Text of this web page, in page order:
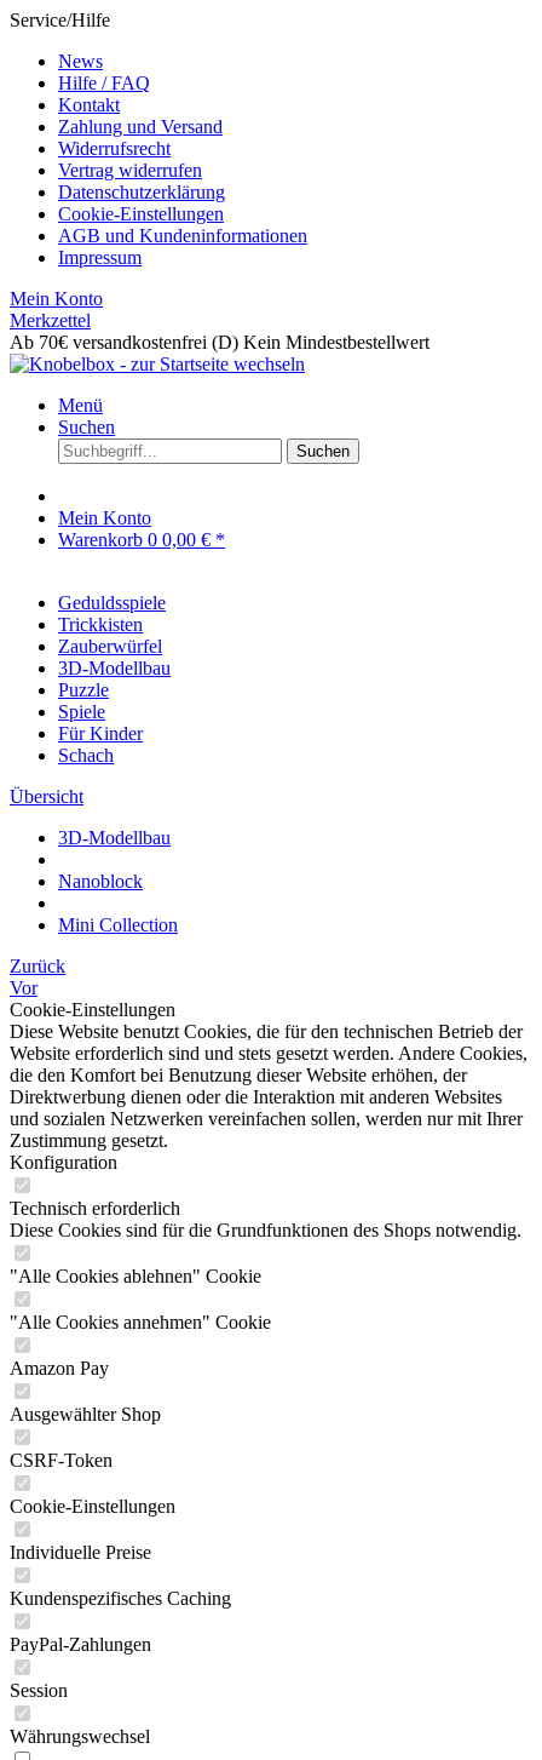
Service/Hilfe
News
Hilfe / FAQ
Kontakt
Zahlung und Versand
Widerrufsrecht
Vertrag widerrufen
Datenschutzerklärung
Cookie-Einstellungen
AGB und Kundeninformationen
Impressum
Mein Konto
Merkzettel
Ab 70€ versandkostenfrei (D) Kein Mindestbestellwert
Menü
Suchen
Suchen
Mein Konto
Warenkorb 0 0,00 € *
Geduldsspiele
Trickkisten
Zauberwürfel
3D-Modellbau
Puzzle
Spiele
Für Kinder
Schach
Übersicht
3D-Modellbau
Nanoblock
Mini Collection
Zurück
Vor
Cookie-Einstellungen
Diese Website benutzt Cookies, die für den technischen Betrieb der
Website erforderlich sind und stets gesetzt werden. Andere Cookies,
die den Komfort bei Benutzung dieser Website erhöhen, der
Direktwerbung dienen oder die Interaktion mit anderen Websites
und sozialen Netzwerken vereinfachen sollen, werden nur mit Ihrer
Zustimmung gesetzt.
Konfiguration
Technisch erforderlich
Diese Cookies sind für die Grundfunktionen des Shops notwendig.
"Alle Cookies ablehnen" Cookie
"Alle Cookies annehmen" Cookie
Amazon Pay
Ausgewählter Shop
CSRF-Token
Cookie-Einstellungen
Individuelle Preise
Kundenspezifisches Caching
PayPal-Zahlungen
Session
Währungswechsel